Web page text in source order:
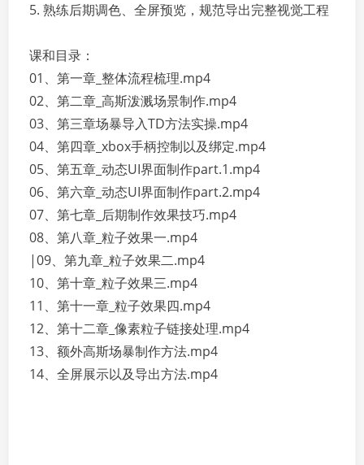
5. 熟练后期调色、全屏预览，规范导出完整视觉工程
课和目录：
01、第一章_整体流程梳理.mp4
02、第二章_高斯泼溅场景制作.mp4
03、第三章场暴导入TD方法实操.mp4
04、第四章_xbox手柄控制以及绑定.mp4
05、第五章_动态UI界面制作part.1.mp4
06、第六章_动态UI界面制作part.2.mp4
07、第七章_后期制作效果技巧.mp4
08、第八章_粒子效果一.mp4
|09、第九章_粒子效果二.mp4
10、第十章_粒子效果三.mp4
11、第十一章_粒子效果四.mp4
12、第十二章_像素粒子链接处理.mp4
13、额外高斯场暴制作方法.mp4
14、全屏展示以及导出方法.mp4